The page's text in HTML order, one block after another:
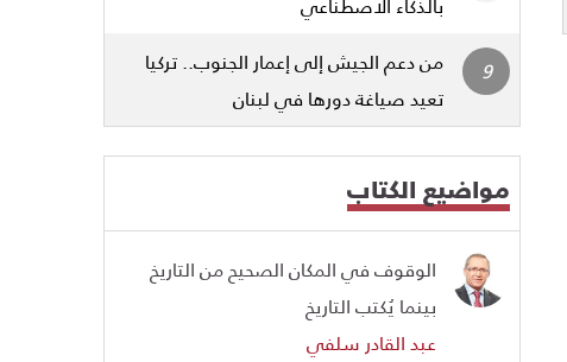
من دعم الجيش إلى إعمار الجنوب.. تركيا
تعيد صياغة دورها في لبنان
مواضيع الكتاب
الوقوف في المكان الصحيح من التاريخ
بينما يُكتب التاريخ
عبد القادر سلفي